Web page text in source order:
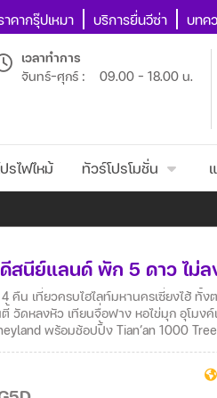
คากรุ๊ปเหมา บริการยื่นวีซ่า บทค
เวลาทำการ
จันทร์-ศุกร์ :
09.00 - 18.00 น.
รไฟไหม้ ทัวร์โปรโมชั่น
สนีย์แลนด์ พัก 5 ดาว ไม่
คืน เที่ยวครบไฮไลท์มหานครเซี่ยงไฮ้ ทั้
วัดหลงหัว เทียนจื่อฟาง หอไข่มุก อุโมง
พร้อมช้อปปิ้ง Tian’an 1000